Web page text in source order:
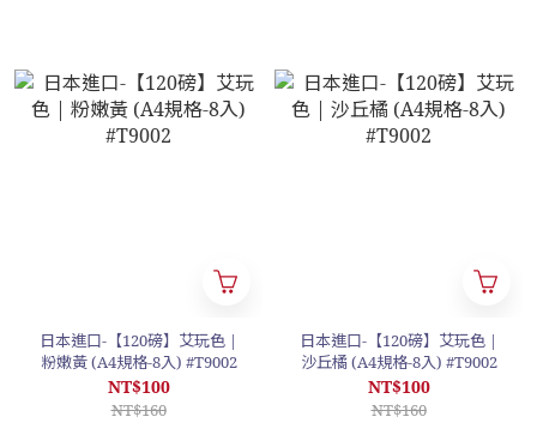
日本進口-【120磅】艾玩色 |
粉嫩黃 (A4規格-8入) #T9002
NT$100
NT$160
日本進口-【120磅】艾玩色 |
沙丘橘 (A4規格-8入) #T9002
NT$100
NT$160